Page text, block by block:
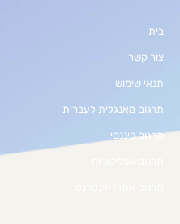
בית
צור קשר
תנאי שימוש
תרגום מאנגלית לעברית
תרגום פיננסי